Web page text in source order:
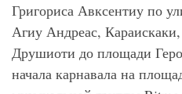
Григориса Авксентиу по
Агиу Андреас,
Друшиоти до площади
начала карнавала на